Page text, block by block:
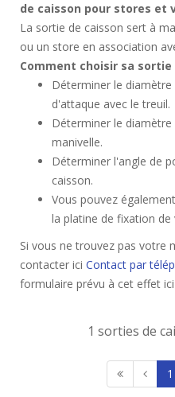
de caisson pour stores et
La sortie de caisson sert à
ou un store en association
Comment choisir sa sortie
Déterminer le
d'attaque avec le treuil.
Déterminer le
manivelle.
Déterminer l'angle de
caisson.
Vous pouvez
la platine de fixation
Si vous ne trouvez pas votre
contacter ici Contact par
formulaire prévu à cet effet ici
1 sorties de
1